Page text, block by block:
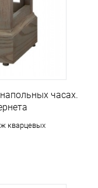
часах.
кварцевых